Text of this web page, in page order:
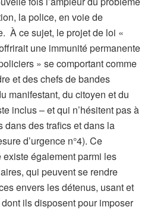
la police, en voie de
À ce sujet, le projet de loi «
une immunité permanente
» se comportant comme
et des chefs de bandes
manifestant, du citoyen et du
inclus – et qui n’hésitent pas à
dans des trafics et dans la
d’urgence n°4). Ce
existe également parmi les
qui peuvent se rendre
envers les détenus, usant et
ils disposent pour imposer